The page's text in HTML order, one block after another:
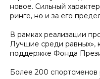
новое. Сильный
ринге, но и за его
В рамках реализации
Лучшие среди равных»,
поддержке Фонда
Более 200 спортсменов